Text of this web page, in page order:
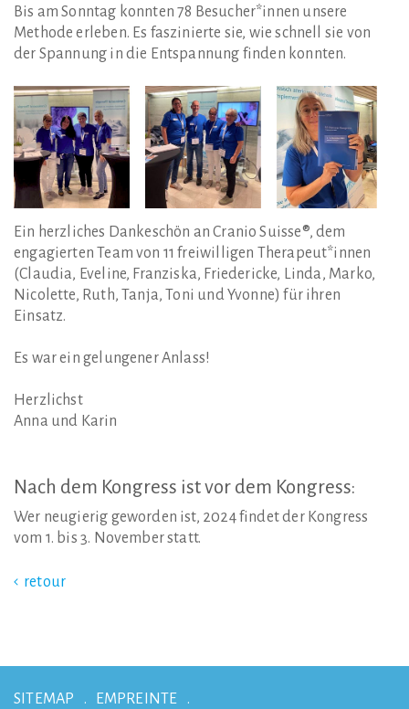
Bis am Sonntag konnten 78 Besucher*innen unsere
Methode erleben. Es faszinierte sie, wie schnell sie von
der Spannung in die Entspannung finden konnten.
Ein herzliches Dankeschön an Cranio Suisse®, dem
engagierten Team von 11 freiwilligen Therapeut*innen
(Claudia, Eveline, Franziska, Friedericke, Linda, Marko,
Nicolette, Ruth, Tanja, Toni und Yvonne) für ihren
Einsatz.
Es war ein gelungener Anlass!
Herzlichst
Anna und Karin
Nach dem Kongress istvor dem Kongress:
Wer neugierig geworden ist, 2024 findet der Kongress
vom 1. bis 3. November statt.
retour
SITEMAP
EMPREINTE